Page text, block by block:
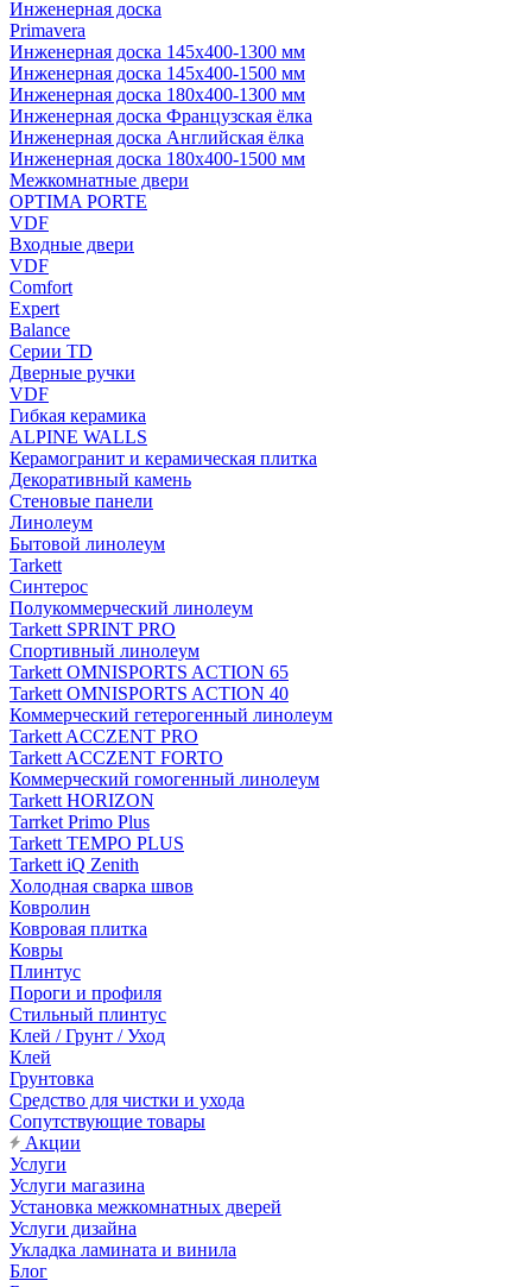
Инженерная доска
Primavera
Инженерная доска 145x400-1300 мм
Инженерная доска 145x400-1500 мм
Инженерная доска 180x400-1300 мм
Инженерная доска Французская ёлка
Инженерная доска Английская ёлка
Инженерная доска 180x400-1500 мм
Межкомнатные двери
OPTIMA PORTE
VDF
Входные двери
VDF
Comfort
Expert
Balance
Серии TD
Дверные ручки
VDF
Гибкая керамика
ALPINE WALLS
Керамогранит и керамическая плитка
Декоративный камень
Стеновые панели
Линолеум
Бытовой линолеум
Tarkett
Синтерос
Полукоммерческий линолеум
Tarkett SPRINT PRO
Спортивный линолеум
Tarkett OMNISPORTS ACTION 65
Tarkett OMNISPORTS ACTION 40
Коммерческий гетерогенный линолеум
Tarkett ACCZENT PRO
Tarkett ACCZENT FORTO
Коммерческий гомогенный линолеум
Tarkett HORIZON
Tarrket Primo Plus
Tarkett TEMPO PLUS
Tarkett iQ Zenith
Холодная сварка швов
Ковролин
Ковровая плитка
Ковры
Плинтус
Пороги и профиля
Стильный плинтус
Клей / Грунт / Уход
Клей
Грунтовка
Средство для чистки и ухода
Сопутствующие товары
Акции
Услуги
Услуги магазина
Установка межкомнатных дверей
Услуги дизайна
Укладка ламината и винила
Блог